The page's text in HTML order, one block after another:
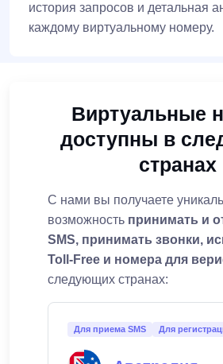
история запросов и детальная
каждому виртуальному номеру.
Виртуальные
доступны в
странах
С нами вы получаете
возможность принимать и
SMS, принимать звонки,
Toll-Free и номера для
следующих странах:
Для приема SMS Для